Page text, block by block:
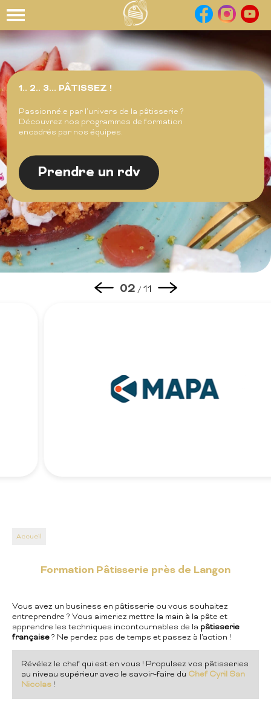
1.. 2.. 3... PÂTISSEZ !
Passionné.e par l’univers de la pâtisserie ?
Découvrez nos programmes de formation
encadrés par nos équipes.
Prendre un rdv
03 / 11
Accueil
Formation Pâtisserie près de Langon
Vous avez un business en pâtisserie ou vous souhaitez
entreprendre ? Vous aimeriez mettre la main à la pâte et
apprendre les techniques incontournables de la pâtisserie
française? Ne perdez pas de temps et passez à l'action !
Révélez le chef qui est en vous ! Propulsez vos pâtisseries
au niveau supérieur avec le savoir-faire du Chef Cyril San
Nicolas !